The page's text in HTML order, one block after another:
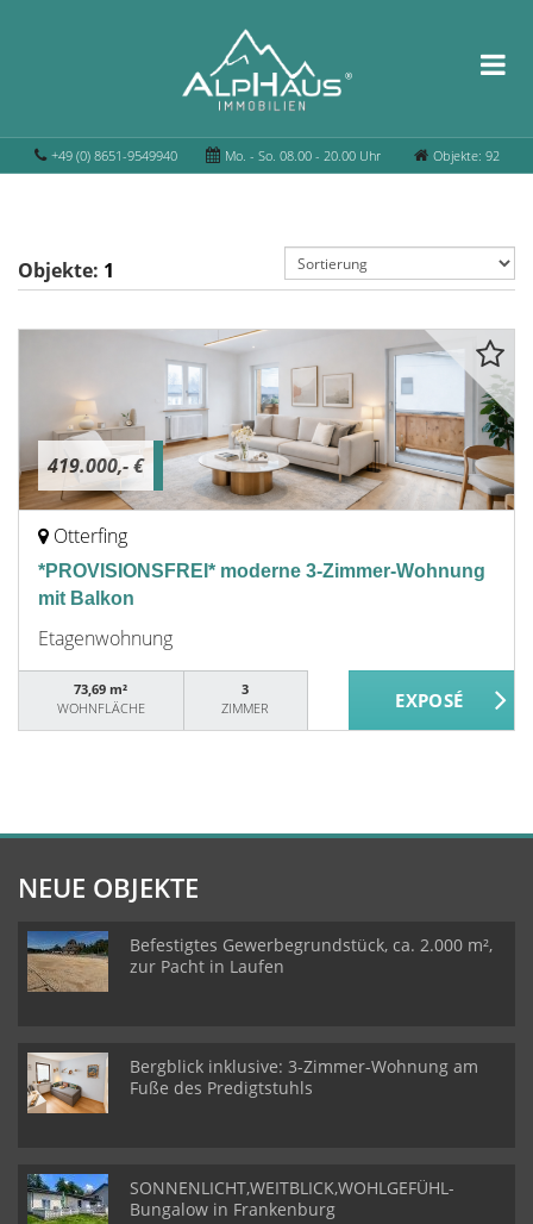
+49 (0) 8651-9549940 Mo. - So. 08.00 - 20.00 Uhr Objekte: 92
Objekte: 1
419.000,- €
Otterfing
*PROVISIONSFREI* moderne 3-Zimmer-Wohnung
mit Balkon
Etagenwohnung
73,69 m²
WOHNFLÄCHE
3
ZIMMER
NEUE OBJEKTE
Befestigtes Gewerbegrundstück, ca. 2.000 m²,
zur Pacht in Laufen
Bergblick inklusive: 3-Zimmer-Wohnung am
Fuße des Predigtstuhls
SONNENLICHT,WEITBLICK,WOHLGEFÜHL-
Bungalow in Frankenburg